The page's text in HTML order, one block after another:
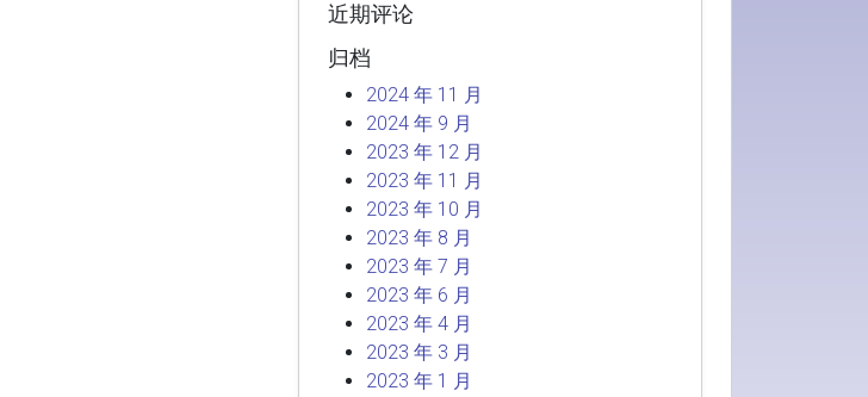
近期评论
归档
2024 年 11 月
2024 年 9 月
2023 年 12 月
2023 年 11 月
2023 年 10 月
2023 年 8 月
2023 年 7 月
2023 年 6 月
2023 年 4 月
2023 年 3 月
2023 年 1 月